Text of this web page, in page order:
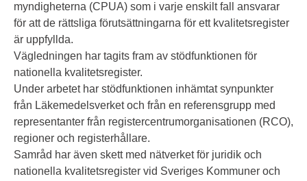
myndigheterna (CPUA) som i varje enskilt fall ansvarar
för att de rättsliga förutsättningarna för ett kvalitetsregister
är uppfyllda.
Vägledningen har tagits fram av stödfunktionen för
nationella kvalitetsregister.
Under arbetet har stödfunktionen inhämtat synpunkter
från Läkemedelsverket och från en referensgrupp med
representanter från registercentrumorganisationen (RCO),
regioner och registerhållare.
Samråd har även skett med nätverket för juridik och
nationella kvalitetsregister vid Sveriges Kommuner och